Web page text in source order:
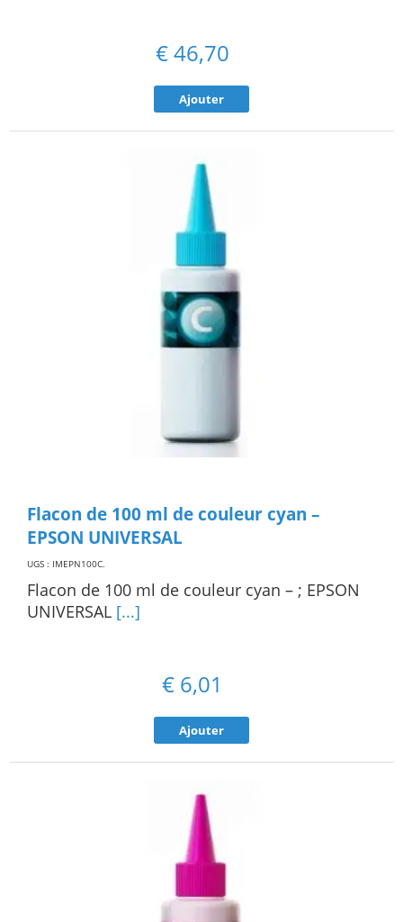
€46,70
Ajouter
Flacon de 100 ml de couleur cyan –
EPSON UNIVERSAL
UGS : IMEPN100C.
Flacon de 100 ml de couleur cyan – ; EPSON
UNIVERSAL [...]
€ 6,01
Ajouter